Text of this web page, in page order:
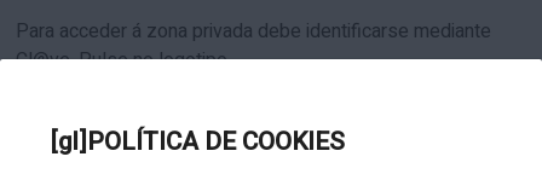
[gl]POLÍTICA DE COOKIES
CARTAFOL CIDADÁN
Para acceder á zona privada debe identificarse mediante
Cl@ve. Pulse no logotipo